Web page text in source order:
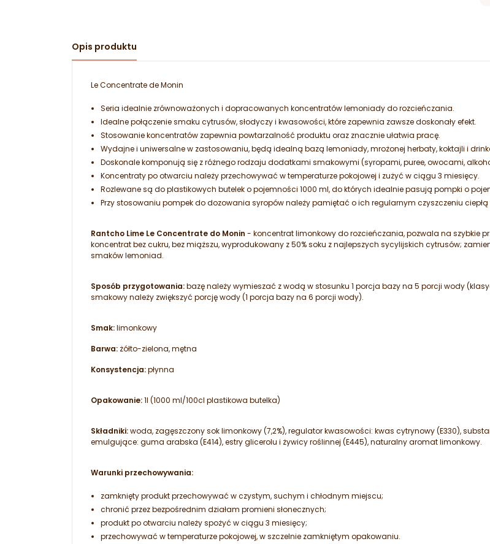
Opis produktu
Le Concentrate de Monin
Seria idealnie zrównoważonych i dopracowanych koncentratów lemoniady do rozcieńczania.
Idealne połączenie smaku cytrusów, słodyczy i kwasowości, które zapewnia zawsze doskonały efekt.
Stosowanie koncentratów zapewnia powtarzalność produktu oraz znacznie ułatwia pracę.
Wydajne i uniwersalne w zastosowaniu, będą idealną bazą lemoniady, mrożonej herbaty, koktajli i
Doskonale komponują się z różnego rodzaju dodatkami smakowymi (syropami, puree, owocami,
Koncentraty po otwarciu należy przechowywać w temperaturze pokojowej i zużyć w ciągu 3 miesięcy.
Rozlewane są do plastikowych butelek o pojemności 1000 ml, do których idealnie pasują pompki o
Przy stosowaniu pompek do dozowania syropów należy pamiętać o ich regularnym czyszczeniu
Rantcho Lime Le Concentrate do Monin - koncentrat limonkowy do rozcieńczania, pozwala na szybkie
koncentrat bez cukru, bez miąższu, wyprodukowany z 50% soku z najlepszych sycylijskich cytrusów;
smaków lemoniad.
Sposób przygotowania:bazę należy wymieszać z wodą w stosunku 1 porcja bazy na 5 porcji wody
smakowy należy zwiększyć porcję wody (1 porcja bazy na 6 porcji wody).
Smak:limonkowy
Barwa: żółto-zielona, mętna
Konsystencja:płynna
Opakowanie:1l (1000 ml/100cl plastikowa butelka)
Składniki:woda, zagęszczony sok limonkowy (7,2%), regulator kwasowości: kwas cytrynowy (E330),
emulgujące: guma arabska (E414), estry glicerolu i żywicy roślinnej (E445), naturalny aromat limonkowy.
Warunki przechowywania:
zamknięty produkt przechowywać w czystym, suchym i chłodnym miejscu;
chronić przez bezpośrednim działam promieni słonecznych;
produkt po otwarciu należy spożyć w ciągu 3 miesięcy;
przechowywać w temperaturze pokojowej, w szczelnie zamkniętym opakowaniu.